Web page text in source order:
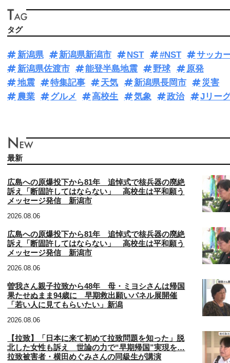
タグ
新潟県 新潟県新潟市 NST #NST
サッカ
新潟県佐渡市
能登半島地震 野球
原発
地震
特集記事 天気 新潟県長岡市
災害
農業
グルメ 高校生 気象 政治 Jリー
最新
広島への原爆投下から81年 追悼式で核兵器の廃絶
訴え「断固許してはならない」 高校生は平和願う
メッセージ発信 新潟市
2026.08.06
広島への原爆投下から81年 追悼式で核兵器の廃絶
訴え「断固許してはならない」 高校生は平和願う
メッセージ発信 新潟市
2026.08.06
曽我さん親子拉致から48年 母・ミヨシさんは帰国
果たせぬまま94歳に 早期救出願いパネル展開催
「若い人に見てもらいたい」新潟
2026.08.06
【拉致】「日本に来て初めて拉致問題を知った」脱
北した女性も訴え 世論の力で“早期帰国”実現を…
拉致被害者・横田めぐみさんの同級生が講演